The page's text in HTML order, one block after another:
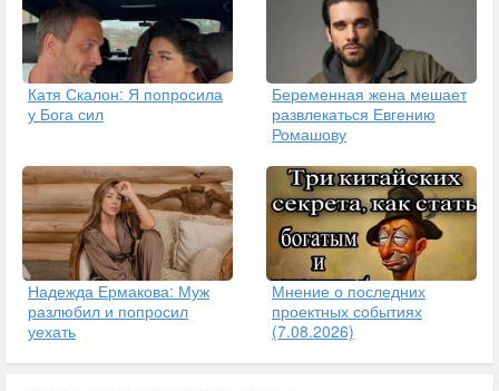
Катя Скалон: Я попросила
у Бога сил
Беременная жена мешает
развлекаться Евгению
Ромашову
Надежда Ермакова: Муж
разлюбил и попросил
уехать
Мнение о последних
проектных событиях
(7.08.2026)